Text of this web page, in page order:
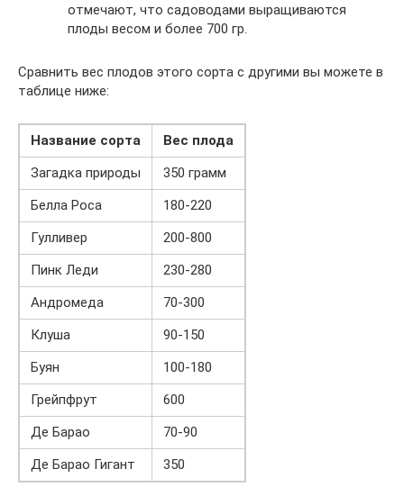
отмечают, что садоводами выращиваются
плоды весом и более 700 гр.
Сравнить вес плодов этого сорта с другими вы можете в
таблице ниже:
Название сорта
Вес плода
Загадка природы
350 грамм
Белла Роса
180-220
Гулливер
200-800
Пинк Леди
230-280
Андромеда
70-300
Клуша
90-150
Буян
100-180
Грейпфрут
600
Де Барао
70-90
Де Барао Гигант
350